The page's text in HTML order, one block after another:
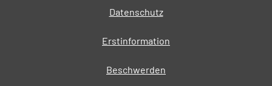
Datenschutz
Erstinformation
Beschwerden